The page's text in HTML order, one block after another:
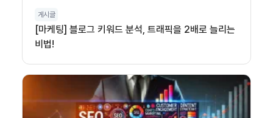
게시글
[마케팅] 블로그 키워드 분석, 트래픽을 2배로 늘리는
비법!